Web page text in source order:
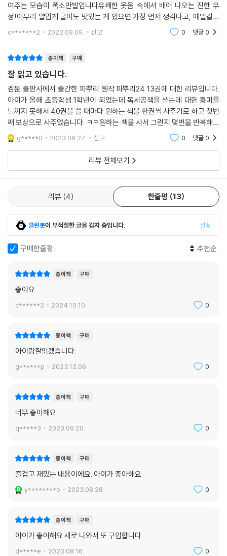
여주는 모습이 폭소만발입니다유쾌한 웃음 속에서 배어 나오는 진한 우
정!아무리 얄밉게 굴어도 맛있는 게 있으면 가장 먼저 생각나고, 매일같이
옥신각신하다가도 막상 서로가 눈앞에 없으면 그립고 허전해지는 못 말리
c*******2 2023.09.09. 신고 0 댓글0
종이책 구매
잘 읽고 있습니다.
겜툰 출판사에서 출간한 파뿌리 원작 파뿌리24 13권에 대한 리뷰입니다.
아이가 올해 초등학생 1학년이 되었는데 독서공책을 쓰는데 대한 흥미를
느끼지 못해서 40권을 쓸 때마다 원하는 책을 한권씩 사주기로 하고 첫번
째 보상으로 사주었습니다. ㅋㅋ원하는 책을 사서 그런지 몇번을 반복해서
읽을정도로 좋아하네여. 주제는 흥미롭더라구요. 유튜브에서 나온 내용을
그대로 만화로 만
g*****0 2023.06.27. 신고 0 댓글0
리뷰 전체보기
리뷰 4 한줄평 13
클린봇이 부적절한 글을 감지 중입니다. 설정
구매한줄평 추천순
종이책 구매
좋아요
c******2 2024.10.10. 0
종이책 구매
아이랑잘읽겠습니다.
g******p 2023.12.06. 0
종이책 구매
너무 좋아해요
q*****3 2023.09.20. 0
종이책 구매
즐겁고 재밌는 내용이에요. 아이가 좋아해요
y********o 2023.08.28. 0
종이책 구매
아이가 좋아해요 새로 나와서 또 구입합니다
d*****e 2023.08.16. 0